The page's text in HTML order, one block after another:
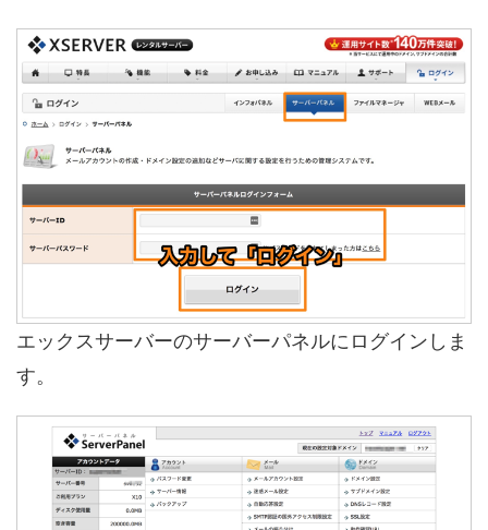
エックスサーバーのサーバーパネルにログインしま
す。